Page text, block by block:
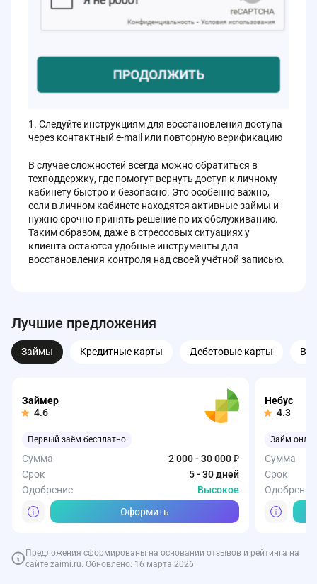
Следуйте инструкциям для восстановления доступа
через контактный e-mail или повторную верификацию
В случае сложностей всегда можно обратиться в
техподдержку, где помогут вернуть доступ к личному
кабинету быстро и безопасно. Это особенно важно,
если в личном кабинете находятся активные займы и
нужно срочно принять решение по их обслуживанию.
Таким образом, даже в стрессовых ситуациях у
клиента остаются удобные инструменты для
восстановления контроля над своей учётной записью.
Лучшие предложения
Займы Кредитные карты Дебетовые карты
Займер
4.6
Первый заём бесплатно
Сумма
2 000 - 30 000 ₽
Срок
5 - 30 дней
Одобрение
Высокое
Оформить
Небус
4.3
Займ
Сумма
Срок
Одобрение
Предложения сформированы на основании отзывов и рейтинга на
сайте zaimi.ru. Обновлено: 16 марта 2026